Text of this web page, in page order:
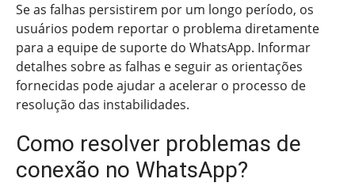
Se as falhas persistirem por um longo período, os
usuários podem reportar o problema diretamente
para a equipe de suporte do WhatsApp. Informar
detalhes sobre as falhas e seguir as orientações
fornecidas pode ajudar a acelerar o processo de
resolução das instabilidades.
Como resolver problemas de
conexão no WhatsApp?